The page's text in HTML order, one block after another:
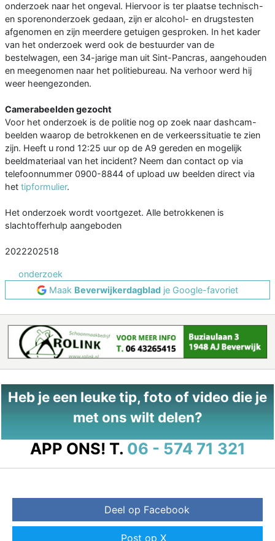
onderzoek naar het ongeval. Hiervoor is ter plaatse technisch-
en sporenonderzoek gedaan, zijn er alcohol- en drugstesten
afgenomen en zijn meerdere getuigen gesproken. In het kader
van het onderzoek werd ook de bestuurder van de
bestelwagen, een 34-jarige man uit Sint-Pancras, aangehouden
en meegenomen naar het politiebureau. Na verhoor werd hij
weer heengezonden.
Camerabeelden gezocht
Voor het onderzoek is de politie nog op zoek naar dashcam-
beelden waarop de betrokkenen en de verkeerssituatie te zien
zijn. Heeft u rond 12:25 uur op de A9 gereden en mogelijk
beeldmateriaal van het incident? Neem dan contact op via
telefoonnummer 0900-8844 of upload uw beelden direct via
het tipformulier.
Het onderzoek wordt voortgezet. Alle betrokkenen is
slachtofferhulp aangeboden
2022202518
onderzoek
Maak Beverwijkerdagblad je Google-favoriet
Heb je een leuke tip, foto of video die je
met ons wilt delen?
APP ONS! T. 06 - 574 71 321
Deel op Facebook
Post op X